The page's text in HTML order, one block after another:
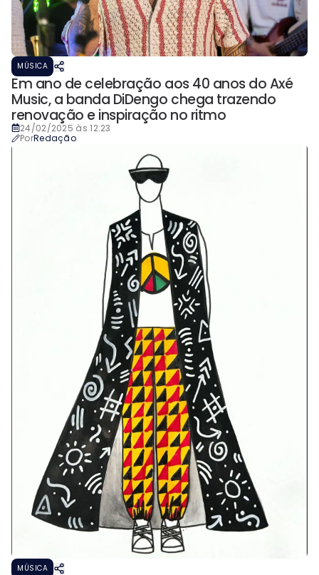
MÚSICA
Em ano de celebração aos 40 anos do Axé
Music, a banda DiDengo chega trazendo
renovação e inspiração no ritmo
24/02/2025 às 12:23
PorRedação
MÚSICA